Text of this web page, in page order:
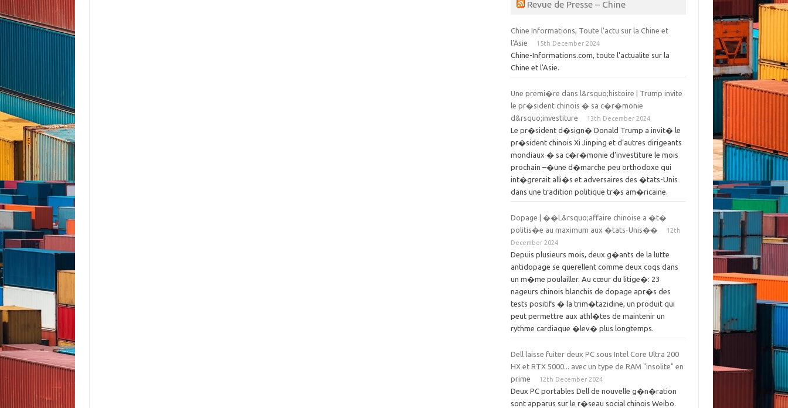
Revue de Presse – Chine
Chine Informations, Toute l'actu sur la Chine et
l'Asie
15th December 2024
Chine-Informations.com, toute l'actualite sur la
Chine et l'Asie.
Une premi�re dans l&rsquo;histoire | Trump invite
le pr�sident chinois � sa c�r�monie
d&rsquo;investiture
13th December 2024
Le pr�sident d�sign� Donald Trump a invit� le
pr�sident chinois Xi Jinping et d’autres dirigeants
mondiaux � sa c�r�monie d’investiture le mois
prochain –�une d�marche peu orthodoxe qui
int�grerait alli�s et adversaires des �tats-Unis
dans une tradition politique tr�s am�ricaine.
Dopage | ��L&rsquo;affaire chinoise a �t�
politis�e au maximum aux �tats-Unis��
12th
December 2024
Depuis plusieurs mois, deux g�ants de la lutte
antidopage se querellent comme deux coqs dans
un m�me poulailler. Au cœur du litige�: 23
nageurs chinois blanchis de dopage apr�s des
tests positifs � la trim�tazidine, un produit qui
peut permettre aux athl�tes de maintenir un
rythme cardiaque �lev� plus longtemps.
Dell laisse fuiter deux PC sous Intel Core Ultra 200
HX et RTX 5000... avec un type de RAM "insolite" en
prime
12th December 2024
Deux PC portables Dell de nouvelle g�n�ration
sont apparus sur le r�seau social chinois Weibo.